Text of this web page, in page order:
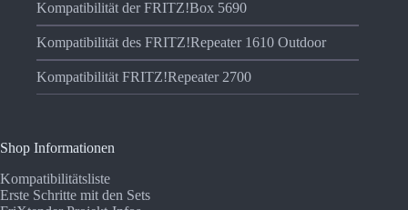
Kompatibilität der FRITZ!Box 5690
Kompatibilität des FRITZ!Repeater 1610 Outdoor
Kompatibilität FRITZ!Repeater 2700
Shop Informationen
Kompatibilitätsliste
Erste Schritte mit den Sets